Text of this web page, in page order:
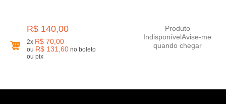
R$ 140,00
2x R$ 70,00
ou R$ 131,60 no boleto
ou pix
Produto
IndisponívelAvise-me
quando chegar